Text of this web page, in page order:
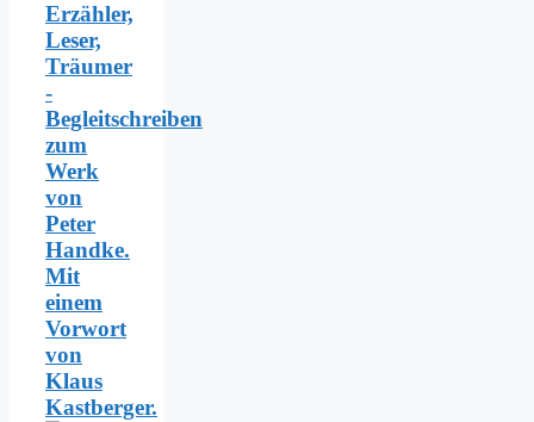
Erzähler,
Leser,
Träumer
-
Begleitschreiben
zum
Werk
von
Peter
Handke.
Mit
einem
Vorwort
von
Klaus
Kastberger.